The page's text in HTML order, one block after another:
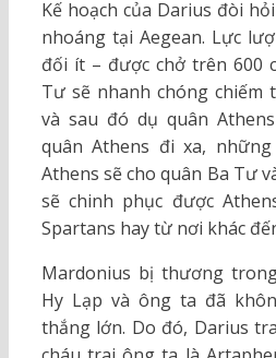
Kế hoạch của Darius đòi
nhoáng tại Aegean. Lực
đối ít – được chở trên 600
Tư sẽ nhanh chóng chiếm
và sau đó dụ quân
quân Athens đi xa,
Athens sẽ cho quân Ba Tư
sẽ chinh phục được
Spartans hay từ nơi khác
Mardonius bị thương
Hy Lạp và ông ta đã
thắng lớn. Do đó, Darius